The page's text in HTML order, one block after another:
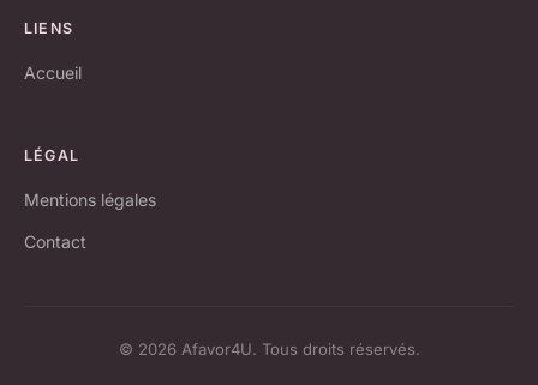
LIENS
Accueil
LÉGAL
Mentions légales
Contact
© 2026 Afavor4U. Tous droits réservés.